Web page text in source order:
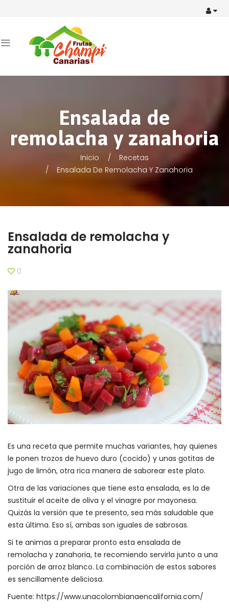
Ensalada de
remolacha y zanahoria
Inicio
Recetas
Ensalada De Remolacha Y Zanahoria
Ensalada de remolacha y
zanahoria
0
Es una receta que permite muchas variantes, hay quienes
le ponen trozos de huevo duro (cocido) y unas gotitas de
jugo de limón, otra rica manera de saborear este plato.
Otra de las variaciones que tiene esta ensalada, es la de
sustituir el aceite de oliva y el vinagre por mayonesa.
Quizás la versión que te presento, sea más saludable que
esta última. Eso sí, ambas son iguales de sabrosas.
Si te animas a preparar pronto esta ensalada de
remolacha y zanahoria, te recomiendo servirla junto a una
porción de arroz blanco. La combinación de estos sabores
es sencillamente deliciosa.
Fuente: https://www.unacolombianaencalifornia.com/